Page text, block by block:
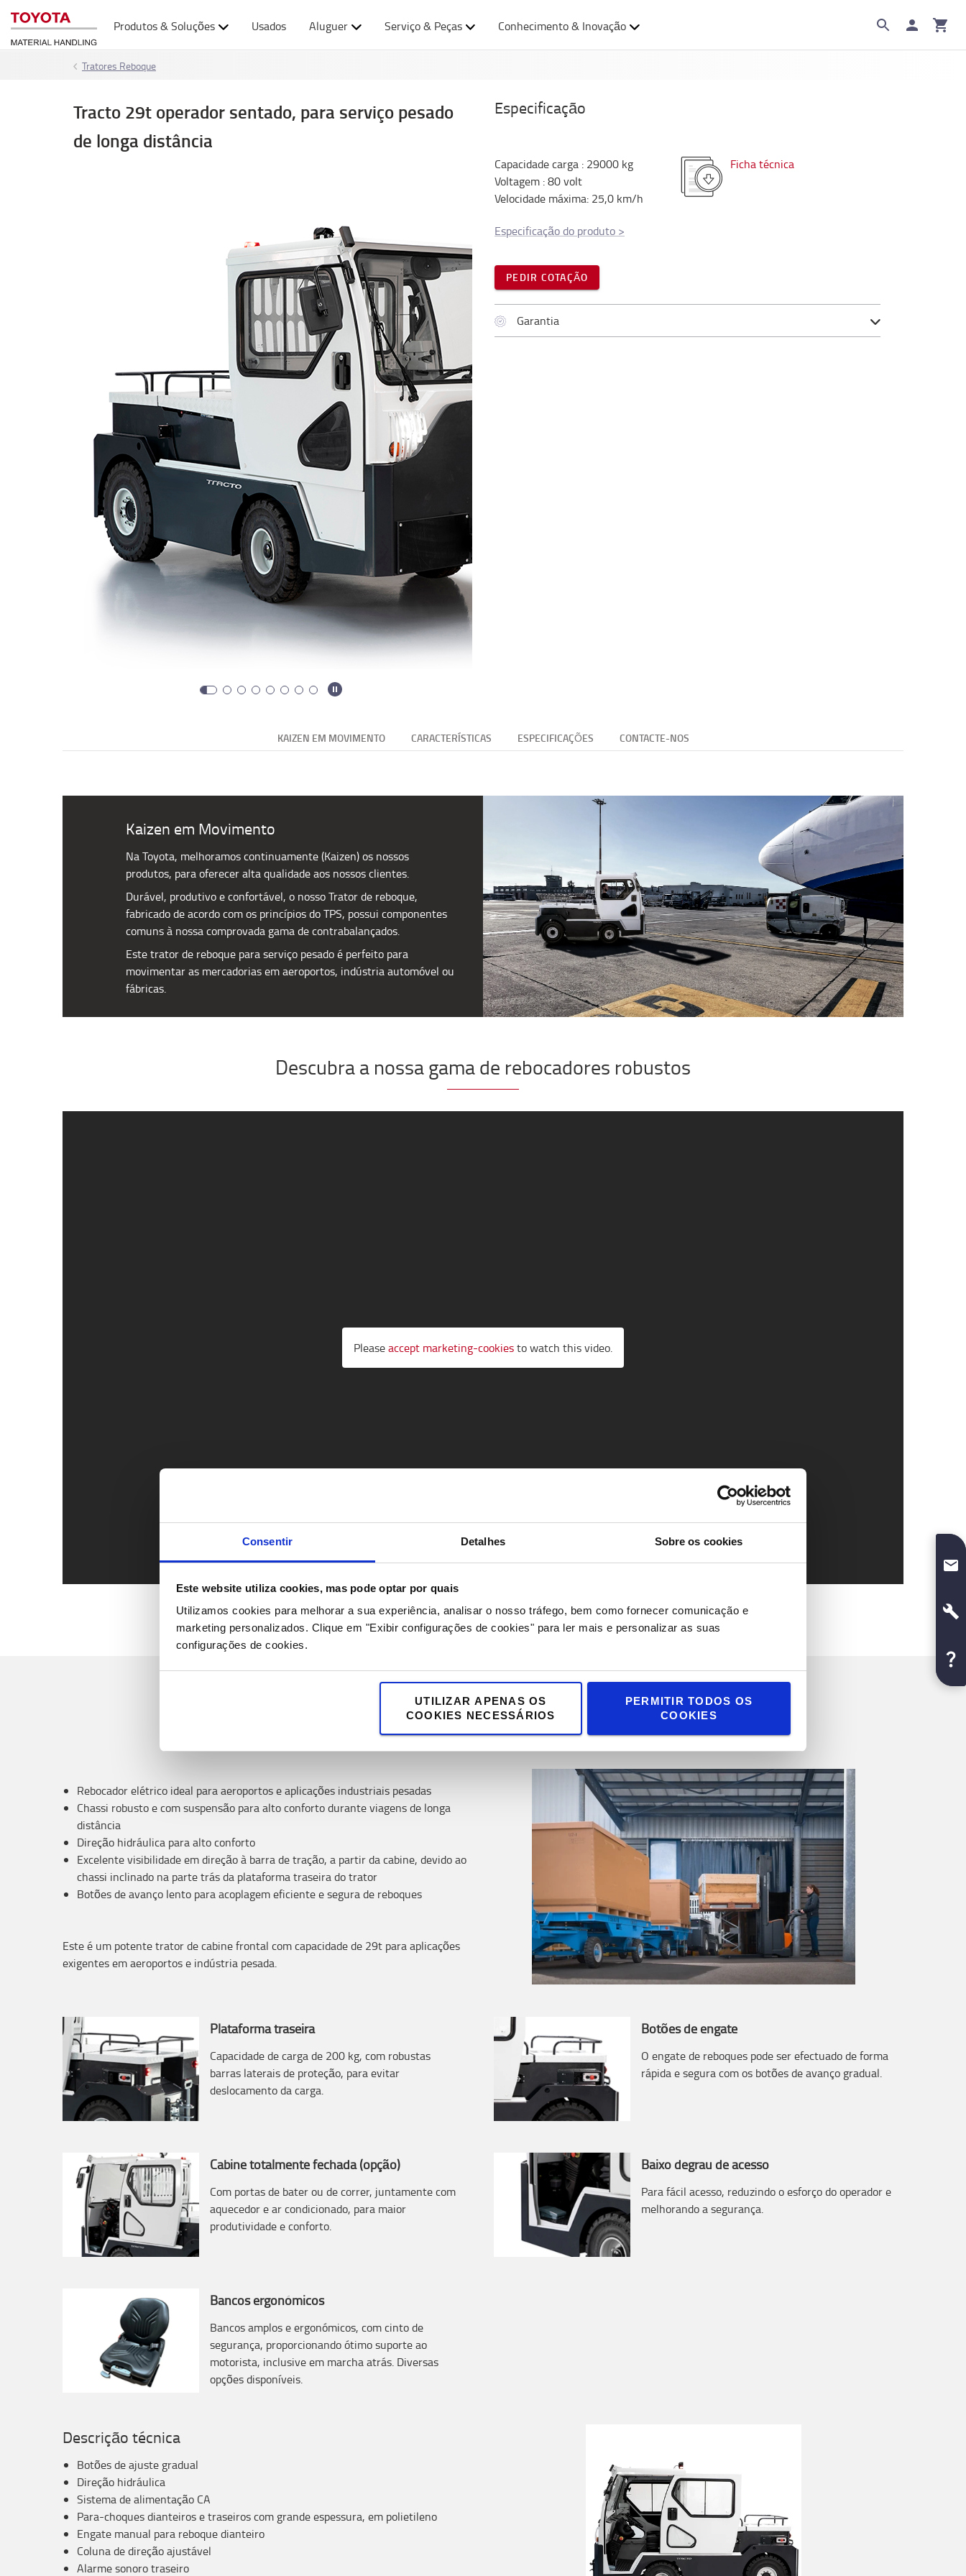
Consentir Detalhes Sobre os cookies
Este website utiliza cookies, mas pode optar por quais
Utilizamos cookies para melhorar a sua experiência, analisar o nosso tráfego, bem como fornecer comunicação e
marketing personalizados. Clique em "Exibir configurações de cookies" para ler mais e personalizar as suas
configurações de cookies.
UTILIZAR APENAS OS
COOKIES NECESSÁRIOS
PERMITIR TODOS OS
COOKIES
Produtos & Soluções Usados Aluguer Serviço & Peças Conhecimento & Inovação
Tratores Reboque
Tracto 29t operador sentado, para serviço pesado
de longa distância
Especificação
Capacidade carga : 29000 kg
Voltagem :80volt
Velocidade máxima: 25,0 km/h
Ficha técnica
Especificação do produto >
PEDIR COTAÇÃO
Garantia
KAIZEN EM MOVIMENTO CARACTERÍSTICAS ESPECIFICAÇÕES CONTACTE-NOS
Kaizen em Movimento
Na Toyota, melhoramos continuamente (Kaizen) os nossos
produtos, para oferecer alta qualidade aos nossos clientes.
Durável, produtivo e confortável, o nosso Trator de reboque,
fabricado de acordo com os princípios do TPS, possui componentes
comuns à nossa comprovada gama de contrabalançados.
Este trator de reboque para serviço pesado é perfeito para
movimentar as mercadorias em aeroportos, indústria automóvel ou
fábricas.
Descubra a nossa gama de rebocadores robustos
Pleaseaccept marketing-cookiesto watch this video.
Características
Rebocador elétrico ideal para aeroportos e aplicações industriais pesadas
Chassi robusto e com suspensão para alto conforto durante viagens de longa
distância
Direção hidráulica para alto conforto
Excelente visibilidade em direção à barra de tração, a partir da cabine, devido ao
chassi inclinado na parte trás da plataforma traseira do trator
Botões de avanço lento para acoplagem eficiente e segura de reboques
Este é um potente trator de cabine frontal com capacidade de 29t para aplicações
exigentes em aeroportos e indústria pesada.
Plataforma traseira
Capacidade de carga de 200 kg, com robustas
barras laterais de proteção, para evitar
deslocamento da carga.
Botões de engate
O engate de reboques pode ser efectuado de forma
rápida e segura com os botões de avanço gradual.
Cabine totalmente fechada (opção)
Com portas de bater ou de correr, juntamente com
aquecedor e ar condicionado, para maior
produtividade e conforto.
Baixo degrau de acesso
Para fácil acesso, reduzindo o esforço do operador e
melhorando a segurança.
Bancos ergonómicos
Bancos amplos e ergonómicos, com cinto de
segurança, proporcionando ótimo suporte ao
motorista, inclusive em marcha atrás. Diversas
opções disponíveis.
Descrição técnica
Botões de ajuste gradual
Direção hidráulica
Sistema de alimentação CA
Para-choques dianteiros e traseiros com grande espessura, em polietileno
Engate manual para reboque dianteiro
Coluna de direção ajustável
Alarme sonoro traseiro